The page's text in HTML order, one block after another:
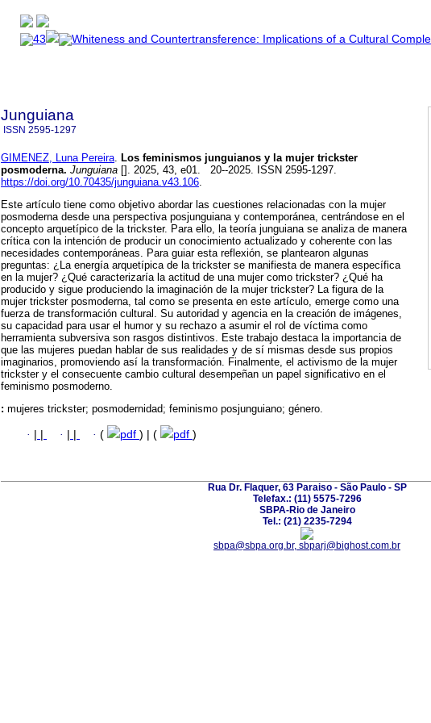
Junguiana
ISSN 2595-1297
GIMENEZ, Luna Pereira
Los feminismos junguianos y la mujer trickster
posmoderna. Junguiana []. 2025, 43, e01. 20--2025. ISSN 2595-1297.
https://doi.org/10.70435/junguiana.v43.106
Este artículo tiene como objetivo abordar las cuestiones relacionadas con la mujer
posmoderna desde una perspectiva posjunguiana y contemporánea, centrándose en el
concepto arquetípico de la trickster. Para ello, la teoría junguiana se analiza de manera
crítica con la intención de producir un conocimiento actualizado y coherente con las
necesidades contemporáneas. Para guiar esta reflexión, se plantearon algunas
preguntas: ¿La energía arquetípica de la trickster se manifiesta de manera específica
en la mujer? ¿Qué caracterizaría la actitud de una mujer como trickster? ¿Qué ha
producido y sigue produciendo la imaginación de la mujer trickster? La figura de la
mujer trickster posmoderna, tal como se presenta en este artículo, emerge como una
fuerza de transformación cultural. Su autoridad y agencia en la creación de imágenes,
su capacidad para usar el humor y su rechazo a asumir el rol de víctima como
herramienta subversiva son rasgos distintivos. Este trabajo destaca la importancia de
que las mujeres puedan hablar de sus realidades y de sí mismas desde sus propios
imaginarios, promoviendo así la transformación. Finalmente, el activismo de la mujer
trickster y el consecuente cambio cultural desempeñan un papel significativo en el
feminismo posmoderno.
: mujeres trickster; posmodernidad; feminismo posjunguiano; género.
· · · ( pdf ) | ( pdf )
Rua Dr. Flaquer, 63 Paraiso - São Paulo - SP
Telefax.: (11) 5575-7296
SBPA-Rio de Janeiro
Tel.: (21) 2235-7294
sbpa@sbpa.org.br, sbparj@bighost.com.br